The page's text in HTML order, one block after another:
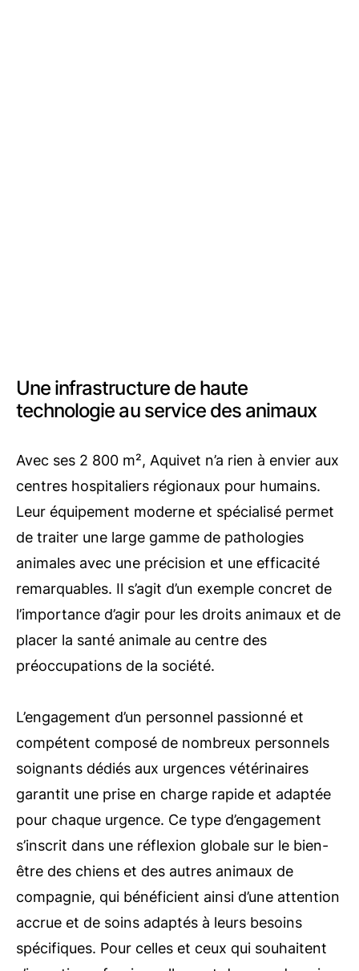
Une infrastructure de haute
technologie au service des animaux
Avec ses 2 800 m², Aquivet n’a rien à envier aux
centres hospitaliers régionaux pour humains.
Leur équipement moderne et spécialisé permet
de traiter une large gamme de pathologies
animales avec une précision et une efficacité
remarquables. Il s’agit d’un exemple concret de
l’importance d’agir pour les droits animaux et de
placer la santé animale au centre des
préoccupations de la société.
L’engagement d’un personnel passionné et
compétent composé de nombreux personnels
soignants dédiés aux urgences vétérinaires
garantit une prise en charge rapide et adaptée
pour chaque urgence. Ce type d’engagement
s’inscrit dans une réflexion globale sur le bien-
être des chiens et des autres animaux de
compagnie, qui bénéficient ainsi d’une attention
accrue et de soins adaptés à leurs besoins
spécifiques. Pour celles et ceux qui souhaitent